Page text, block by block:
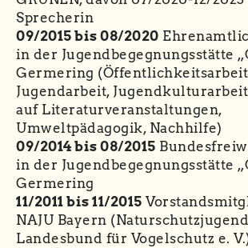
Sprecherin
09/2015 bis 08/2020
in der Jugendbegegnungsstätte
Germering
Jugendarbeit,
auf Literaturveranstaltungen,
Umweltpädagogik, Nachhilfe)
09/2014 bis 08/2015
in der Jugendbegegnungsstätte
Germering
11/2011 bis 11/2015
NAJU Bayern
Landesbund für Vogelschutz e.